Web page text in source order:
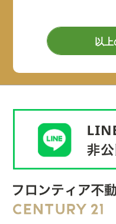
以